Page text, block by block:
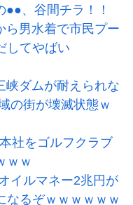
、谷間チラ！！
ら男水着で市民プー
してやばい
峡ダムが耐えられな
の街が壊滅状態ｗ
社をゴルフクラブ
ｗｗ
イルマネー2兆円が
なるぞｗｗｗｗｗｗ